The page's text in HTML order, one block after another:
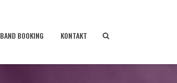
BAND BOOKING KONTAKT